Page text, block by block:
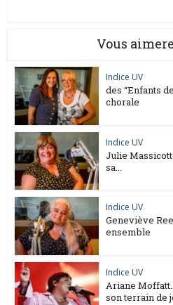
Vous
Indice UV
des “Enfants
chorale
Indice UV
Julie
sa...
Indice UV
Geneviève
ensemble
Indice UV
Ariane
son terrain de